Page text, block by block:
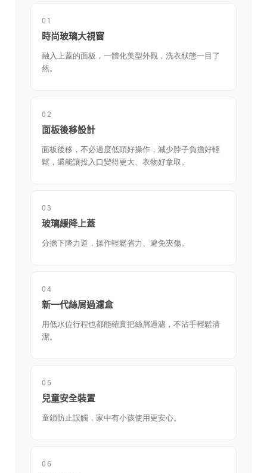
01
時尚玻璃大視窗
融入上蓋的面板，一體化美型外觀，洗衣狀態一目了
然。
02
面板後移設計
面板後移，不必過度低頭好操作，減少脖子負擔好輕
鬆，還能讓投入口變得更大、衣物好拿取。
03
玻璃緩降上蓋
分擔下降力道，操作輕鬆省力、避免夾傷。
04
新一代絲屑過濾盒
用低水位行程也都能確實把絲屑過濾，不沾手輕鬆清
潔。
05
兒童安全裝置
童鎖防止誤觸，家中有小孩使用更安心。
06